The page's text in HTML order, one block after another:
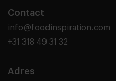
Contact
info@foodinspiration.com
+31 318 49 31 32
Adres